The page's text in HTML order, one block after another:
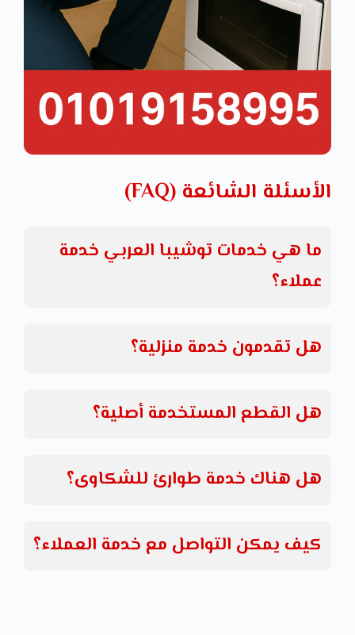
الأسئلة الشائعة (FAQ)
ما هي خدمات توشيبا العربي خدمة
عملاء؟
هل تقدمون خدمة منزلية؟
هل القطع المستخدمة أصلية؟
هل هناك خدمة طوارئ للشكاوى؟
كيف يمكن التواصل مع خدمة العملاء؟